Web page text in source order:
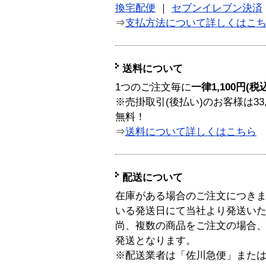
換宅配便
セブンイレブン決済
⇒支払方法について詳しくはこ
送料について
1つのご注文毎に一律1,100円(税
※売掛取引(後払い)のお客様は
無料！
⇒送料について詳しくはこちら
配送について
在庫がある場合のご注文につき
いる発送日にて当社より発送い
尚、複数の商品をご注文の場合
発送となります。
※配送業者は「佐川急便」また